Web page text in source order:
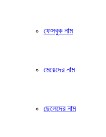
ফেসবুক নাম
মেয়েদের নাম
ছেলেদের নাম